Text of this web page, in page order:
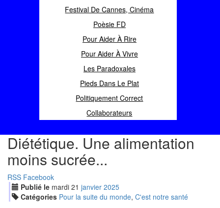
Festival De Cannes, Cinéma
Poèsie FD
Pour Aider À Rire
Pour Aider À Vivre
Les Paradoxales
Pieds Dans Le Plat
Politiquement Correct
Collaborateurs
Diététique. Une alimentation
moins sucrée...
RSS Facebook
Publié le mardi 21 janvier 2025
Catégories Pour la suite du monde, C'est notre santé